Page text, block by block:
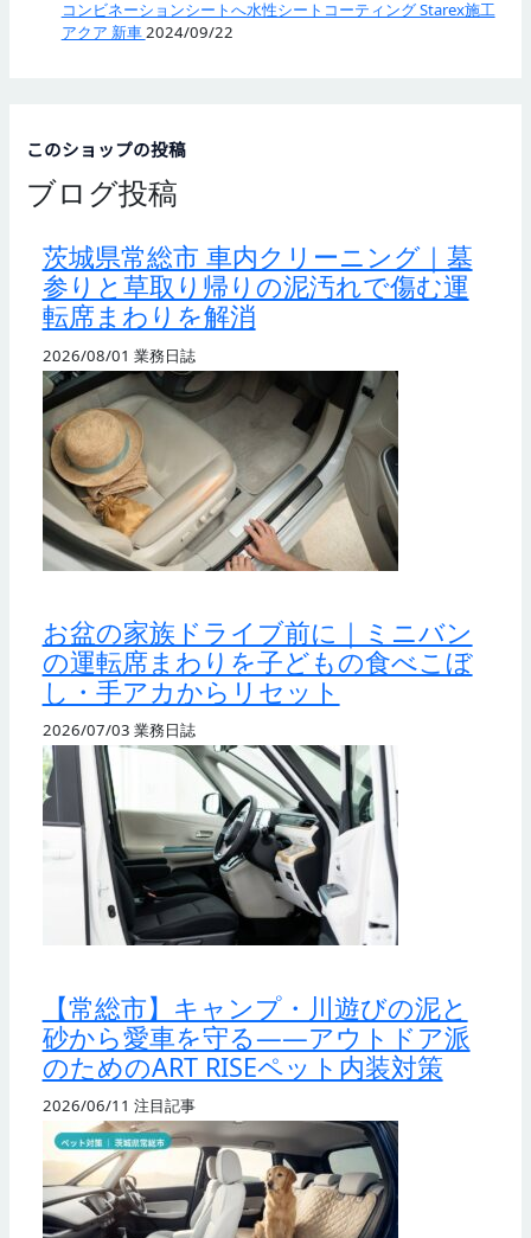
コンビネーションシートへ水性シートコーティング Starex施工
アクア 新車2024/09/22
このショップの投稿
ブログ投稿
茨城県常総市 車内クリーニング｜墓
参りと草取り帰りの泥汚れで傷む運
転席まわりを解消
2026/08/01 業務日誌
お盆の家族ドライブ前に｜ミニバン
の運転席まわりを子どもの食べこぼ
し・手アカからリセット
2026/07/03 業務日誌
【常総市】キャンプ・川遊びの泥と
砂から愛車を守る——アウトドア派
のためのART RISEペット内装対策
2026/06/11 注目記事